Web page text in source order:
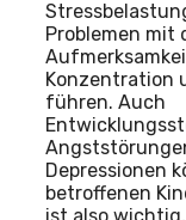
Problemen mit
Konzentration
führen. Auch
Depressionen
betroffenen